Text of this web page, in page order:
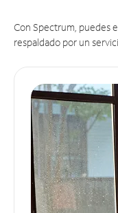
Con Spectrum, puedes
respaldado por un